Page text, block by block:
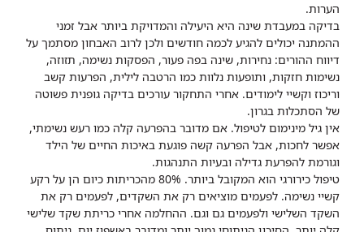
הערות.
בדיקה במעבדת שינה היא היעילה והמדויקת ביותר אבל זמני
ההמתנה יכולים להגיע לכמה חודשים ולכן לרוב האבחון מסתמך על
דיווח ההורים: נחירות, שינה בפה פעור, הפסקות נשימה, תזוזה,
נשימות חזקות, ותופעות נלוות כמו הרטבה לילית, הפרעות קשב
וריכוז וקשיי לימודים. אחרי התחקור עורכים בדיקה גופנית פשוטה
של הסתכלות בגרון.
אין גיל מינימום לטיפול. אם מדובר בהפרעה קלה כמו רעש נשימתי,
אפשר לחכות, אבל הפרעה קשה פוגעת באיכות החיים של הילד
וגורמת להפרעת גדילה ובעיות התנהגות.
טיפול כירורגי הוא המקובל ביותר. 80% מהכריתות כיום הן על רקע
קשיי נשימה. לפעמים מוציאים רק את השקדים, לפעמים רק את
השקד השלישי ולפעמים גם וגם. ההחלמה אחרי כריתת שקד שלישי